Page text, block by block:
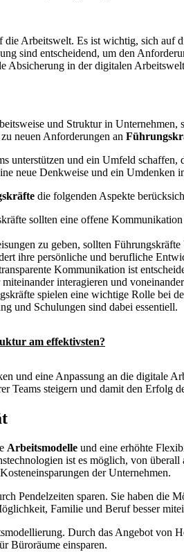
Arbeitswelt. Es ist wichtig, sich auf
sind entscheidend, um den
Absicherung in der digitalen
und Struktur in Unternehmen,
neuen Anforderungen an
unterstützen und ein Umfeld
neue Denkweise und ein Umdenken
die folgenden Aspekte
sollten eine offene
zu geben, sollten
ihre persönliche und berufliche
Kommunikation ist
interagieren und
spielen eine wichtige Rolle bei
und Schulungen sind dabei essentiell.
am effektivsten?
und eine Anpassung an die digitale
Teams steigern und damit den Erfolg
Arbeitsmodelle und eine erhöhte
ist es möglich, von
der Unternehmen.
Pendelzeiten sparen. Sie haben
Familie und Beruf besser
Durch das Angebot von
Büroräume einsparen.